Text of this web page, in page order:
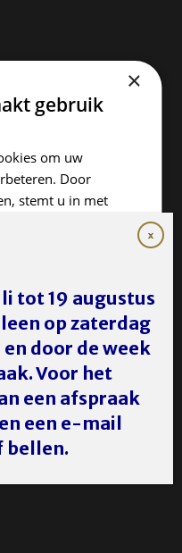
tot 19 augustus
op zaterdag
door de week
Voor het
een afspraak
een e-mail
bellen.
×
gebruik
om uw
Door
stemt u in met
met ons